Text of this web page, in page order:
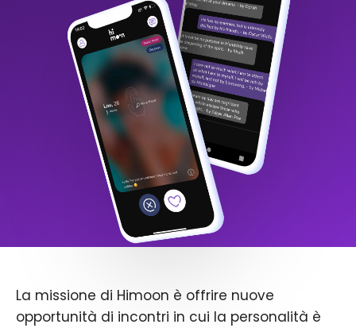
La missione di Himoon è offrire nuove
opportunità di incontri in cui la personalità è